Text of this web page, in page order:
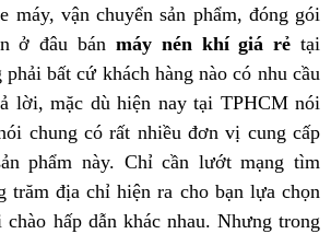
máy, vận chuyển sản phẩm, đóng gói
ở đâu bán máy nén khí giá rẻ tại
bất cứ khách hàng nào có nhu cầu
lời, mặc dù hiện nay tại TPHCM nói
chung có rất nhiều đơn vị cung cấp
phẩm này. Chỉ cần lướt mạng tìm
trăm địa chỉ hiện ra cho bạn lựa chọn
hấp dẫn khác nhau. Nhưng trong